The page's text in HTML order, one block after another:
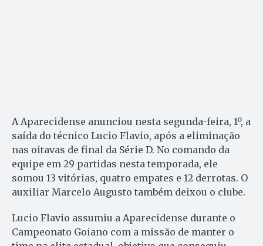
A Aparecidense anunciou nesta segunda-feira, 1º, a
saída do técnico Lucio Flavio, após a eliminação
nas oitavas de final da Série D. No comando da
equipe em 29 partidas nesta temporada, ele
somou 13 vitórias, quatro empates e 12 derrotas. O
auxiliar Marcelo Augusto também deixou o clube.
Lucio Flavio assumiu a Aparecidense durante o
Campeonato Goiano com a missão de manter o